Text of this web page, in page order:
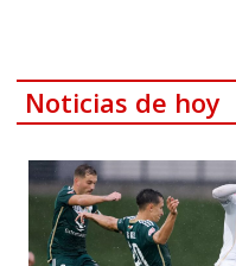
Noticias de hoy